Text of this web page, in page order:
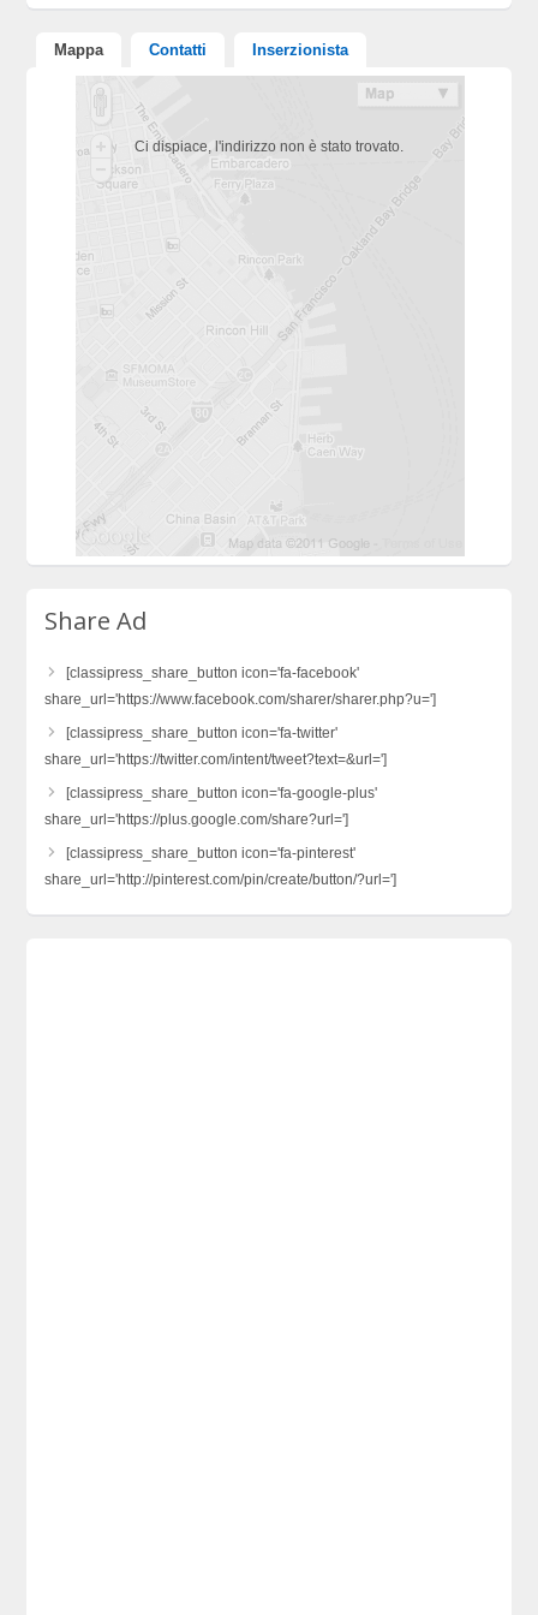
Mappa Contatti Inserzionista
Ci dispiace, l'indirizzo non è stato trovato.
Share Ad
[classipress_share_button icon='fa-facebook'
share_url='https://www.facebook.com/sharer/sharer.php?u=']
[classipress_share_button icon='fa-twitter'
share_url='https://twitter.com/intent/tweet?text=&url=']
[classipress_share_button icon='fa-google-plus'
share_url='https://plus.google.com/share?url=']
[classipress_share_button icon='fa-pinterest'
share_url='http://pinterest.com/pin/create/button/?url=']